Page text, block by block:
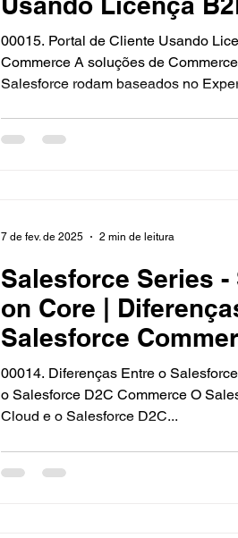
Commerce
00015. Portal de Cliente Usando
Commerce A soluções de
Salesforce rodam baseados no
Salesforce Series -
on Core |
Salesforce
o Salesforce D2C
00014. Diferenças Entre o
o Salesforce D2C Commerce O Salesforce Commerce
Cloud e o Salesforce D2C...
7 de fev. de 2025 2 min de leitura